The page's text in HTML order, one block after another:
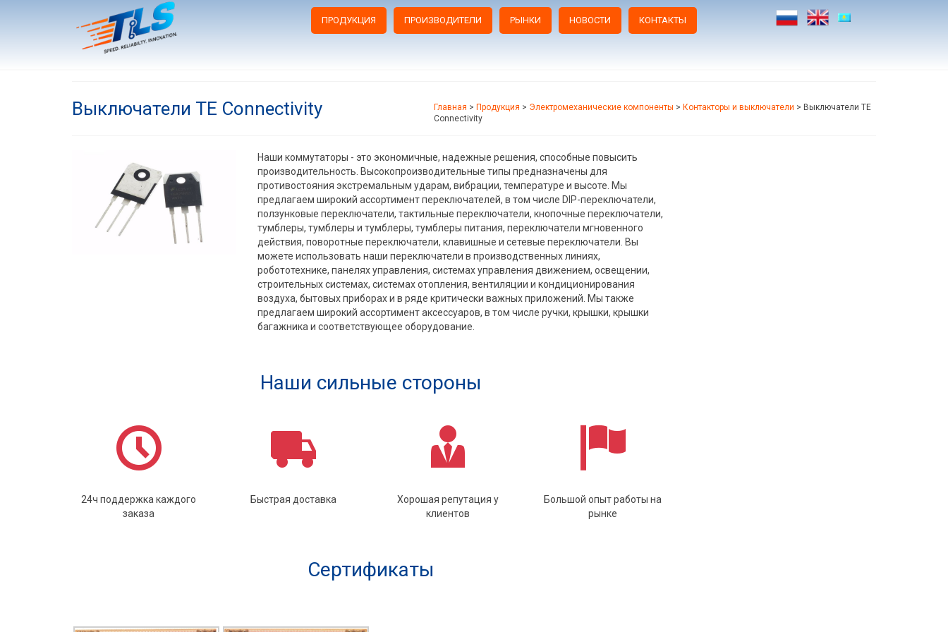
ПРОДУКЦИЯ ПРОИЗВОДИТЕЛИ РЫНКИ НОВОСТИ КОНТАКТЫ
Выключатели TE Connectivity Главная > Продукция > Электромеханические компоненты > Контакторы и выключатели > Выключатели TE
Connectivity
Наши коммутаторы - это экономичные, надежные решения, способные повысить
производительность. Высокопроизводительные типы предназначены для
противостояния экстремальным ударам, вибрации, температуре и высоте. Мы
предлагаем широкий ассортимент переключателей, в том числе DIP-переключатели,
ползунковые переключатели, тактильные переключатели, кнопочные переключатели,
тумблеры, тумблеры и тумблеры, тумблеры питания, переключатели мгновенного
действия, поворотные переключатели, клавишные и сетевые переключатели. Вы
можете использовать наши переключатели в производственных линиях,
робототехнике, панелях управления, системах управления движением, освещении,
строительных системах, системах отопления, вентиляции и кондиционирования
воздуха, бытовых приборах и в ряде критически важных приложений. Мы также
предлагаем широкий ассортимент аксессуаров, в том числе ручки, крышки, крышки
багажника и соответствующее оборудование.
Наши сильные стороны
24ч поддержка каждого
заказа
Быстрая доставка
Хорошая репутация у
клиентов
Большой опыт работы на
рынке
Сертификаты